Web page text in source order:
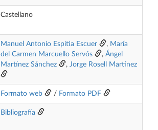
Castellano
Manuel Antonio Espitia Escuer , María
del Carmen Marcuello Servós
, Ángel
Martínez Sánchez
, Jorge Rosell Martínez
Formato web / Formato PDF
Bibliografía